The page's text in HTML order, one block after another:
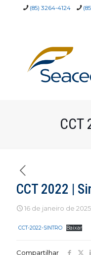
(85) 3264-4124
CCT
CCT 2022 |
16 de janeiro de 2025
CCT-2022-SINTRO Baixar
Compartilhar